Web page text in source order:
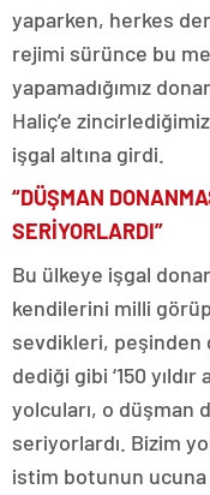
yaparken, herkes
rejimi sürünce bu
yapamadığımız
Haliç’e
işgal altına girdi.
“DÜŞMAN
SERİYORLARDI”
Bu ülkeye işgal
kendilerini milli
sevdikleri, peşinden
dediği gibi ‘150 yıldır
yolcuları, o düşman
seriyorlardı. Bizim
istim botunun ucuna